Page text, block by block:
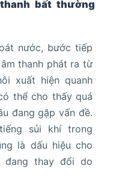
bất thường
nước, bước tiếp
thanh phát ra từ
xuất hiện quanh
thể cho thấy quá
đang gặp vấn đề.
sủi khí trong
là dấu hiệu cho
thay đổi do